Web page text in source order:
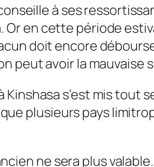
à ses
Or en cette période
doit encore
peut avoir la mauvaise
s’est mis tout
plusieurs pays
ne sera plus valable.